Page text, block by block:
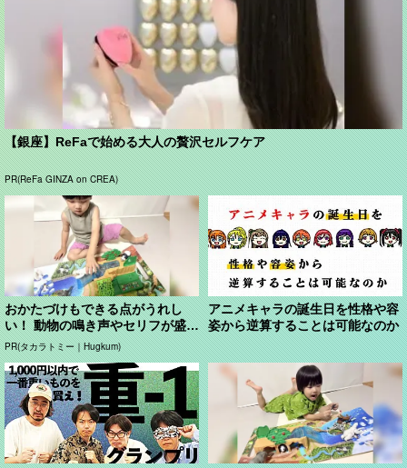
【銀座】ReFaで始める大人の贅沢セルフケア
PR(ReFa GINZA on CREA)
おかたづけもできる点がうれし
い！ 動物の鳴き声やセリフが盛り
だくさんの「アニア ...
PR(タカラトミー｜Hugkum)
アニメキャラの誕生日を性格や容
姿から逆算することは可能なのか